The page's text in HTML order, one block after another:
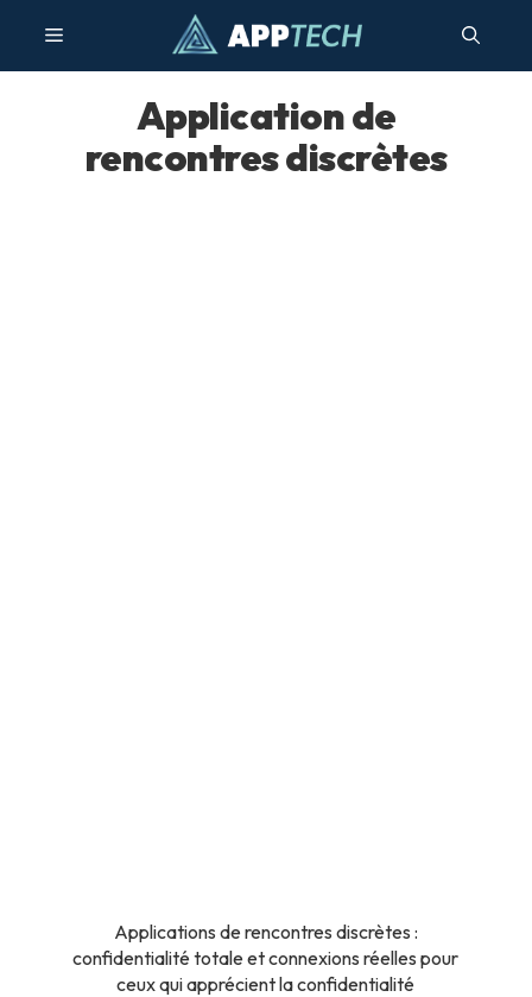
contenu
Menu
Application de
rencontres discrètes
Applications de rencontres discrètes :
confidentialité totale et connexions réelles pour
ceux qui apprécient la confidentialité